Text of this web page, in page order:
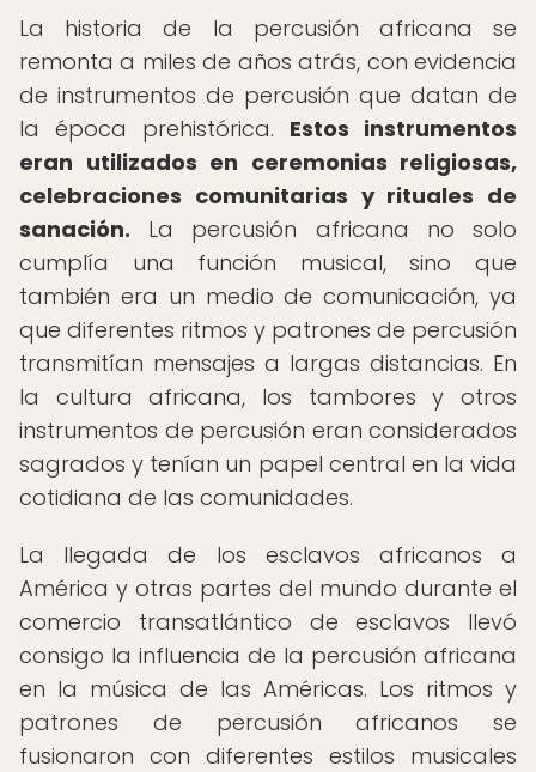
La historia de la percusión africana se
remonta a miles de años atrás, con evidencia
de instrumentos de percusión que datan de
la época prehistórica. Estos instrumentos
eran utilizados en ceremonias religiosas,
celebraciones comunitarias y rituales de
sanación. La percusión africana no solo
cumplía una función musical, sino que
también era un medio de comunicación, ya
que diferentes ritmos y patrones de percusión
transmitían mensajes a largas distancias. En
la cultura africana, los tambores y otros
instrumentos de percusión eran considerados
sagrados y tenían un papel central en la vida
cotidiana de las comunidades.
La llegada de los esclavos africanos a
América y otras partes del mundo durante el
comercio transatlántico de esclavos llevó
consigo la influencia de la percusión africana
en la música de las Américas. Los ritmos y
patrones de percusión africanos se
fusionaron con diferentes estilos musicales